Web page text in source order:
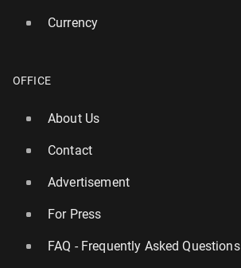
Currency
OFFICE
About Us
Contact
Advertisement
For Press
FAQ - Frequently Asked Questions